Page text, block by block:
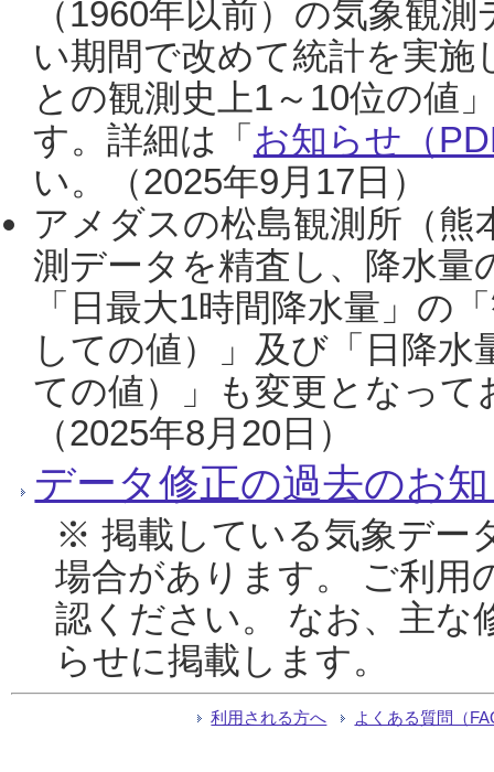
（1960年以前）の気象観
い期間で改めて統計を実
との観測史上1～10位の値
す。詳細は「 お知らせ（
い。（2025年9月17日）
アメダスの松島観測所（熊
測データを精査し、降水
「日最大1時間降水量」の
しての値）」及び「日降
ての値）」も変更となっ
（2025年8月20日）
データ修正の過去のお
※ 掲載している気象デー
場合があります。 ご利用
認ください。 なお、主な
らせに掲載します。
利用される方へ よくある質問（